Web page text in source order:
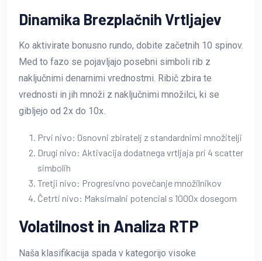
Dinamika Brezplačnih Vrtljajev
Ko aktivirate bonusno rundo, dobite začetnih 10 spinov.
Med to fazo se pojavljajo posebni simboli rib z
naključnimi denarnimi vrednostmi. Ribič zbira te
vrednosti in jih množi z naključnimi množilci, ki se
gibljejo od 2x do 10x.
Prvi nivo: Osnovni zbiratelj z standardnimi množitelji
Drugi nivo: Aktivacija dodatnega vrtljaja pri 4 scatter
simbolih
Tretji nivo: Progresivno povečanje množilnikov
Četrti nivo: Maksimalni potencial s 1000x dosegom
Volatilnost in Analiza RTP
Naša klasifikacija spada v kategorijo visoke